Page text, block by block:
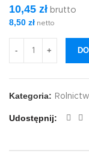
10,45 zł brutto
8,50 zł netto
Kategoria:
Udostępnij